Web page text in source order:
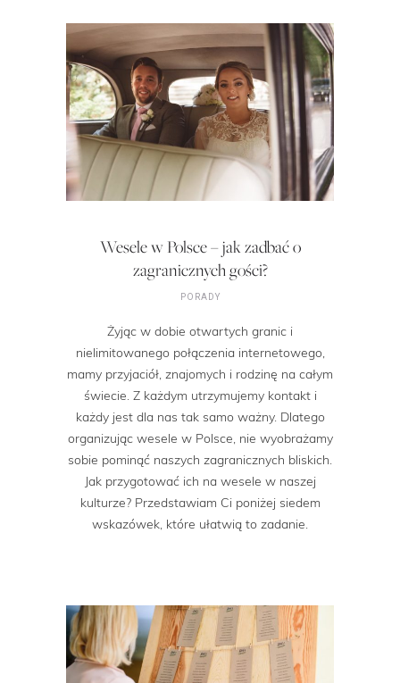
Wesele w Polsce – jak zadbać o
zagranicznych gości?
PORADY
Żyjąc w dobie otwartych granic i
nielimitowanego połączenia internetowego,
mamy przyjaciół, znajomych i rodzinę na całym
świecie. Z każdym utrzymujemy kontakt i
każdy jest dla nas tak samo ważny. Dlatego
organizując wesele w Polsce, nie wyobrażamy
sobie pominąć naszych zagranicznych bliskich.
Jak przygotować ich na wesele w naszej
kulturze? Przedstawiam Ci poniżej siedem
wskazówek, które ułatwią to zadanie.